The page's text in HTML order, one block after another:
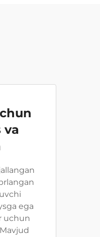
va
ega
uchun